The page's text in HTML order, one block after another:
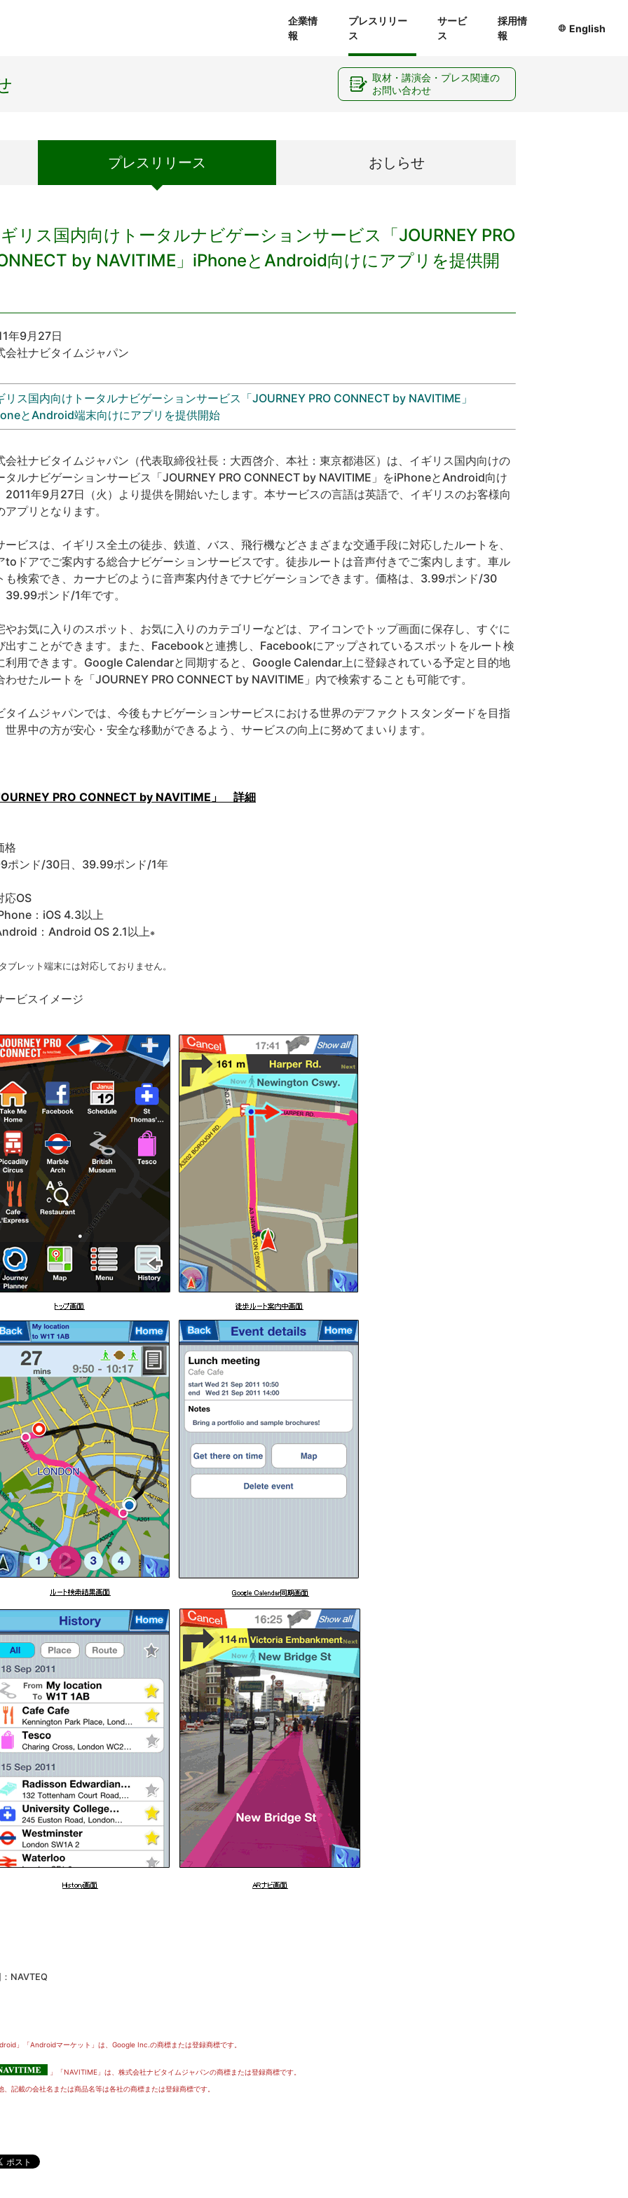
企業情
報
営理念
プレスリリー
ス
サービ
ス
採用情
報
English
プレス リリース おしらせ
リス国内向けトータルナビゲーションサービス「JOURNEY PRO
by NAVITIME」iPhoneとAndroid向けにアプリを提供開
年9月27日
会社ナビタイムジャパン
リス国内向けトータルナビゲーションサービス「JOURNEY PRO CONNECT by NAVITIME」
とAndroid端末向けにアプリを提供開始
会社ナビタイムジャパン（代表取締役社長：大西啓介、本社：東京都港区）は、イギリス国内向けの
タルナビゲーションサービス「JOURNEY PRO CONNECT by NAVITIME」をiPhoneとAndroid向け
2011年9月27日（火）より提供を開始いたします。本サービスの言語は英語で、イギリスのお客様向
アプリとなります。
ービスは、イギリス全土の徒歩、鉄道、バス、飛行機などさまざまな交通手段に対応したルートを、
toドアでご案内する総合ナビゲーションサービスです。徒歩ルートは音声付きでご案内します。車ル
も検索でき、カーナビのように音声案内付きでナビゲーションできます。価格は、3.99ポンド/30
39.99ポンド/1年です。
やお気に入りのスポット、お気に入りのカテゴリーなどは、アイコンでトップ画面に保存し、すぐに
出すことができます。また、Facebookと連携し、Facebookにアップされているスポットをルート検
利用できます。Google Calendarと同期すると、Google Calendar上に登録されている予定と目的地
わせたルートを「JOURNEY PRO CONNECT by NAVITIME」内で検索することも可能です。
タイムジャパンでは、今後もナビゲーションサービスにおける世界のデファクトスタンダードを目指
世界中の方が安心・安全な移動ができるよう、サービスの向上に努めてまいります。
PRO CONNECT by NAVITIME」 詳細
格
ポンド/30日、39.99ポンド/1年
OS
：iOS 4.3以上
：Android OS 2.1以上※
レット端末には対応しておりません。
ビスイメージ
NAVTEQ
」「Androidマーケット」は、Google Inc.の商標または登録商標です。
」「NAVITIME」は、株式会社ナビタイムジャパンの商標または登録商標です。
、記載の会社名または商品名等は各社の商標または登録商標です。
取材・講演会・プレス関連の
お問い合わせ